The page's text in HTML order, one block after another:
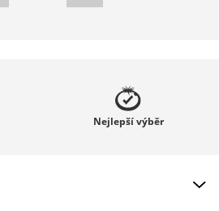
Nejlepšívýběr